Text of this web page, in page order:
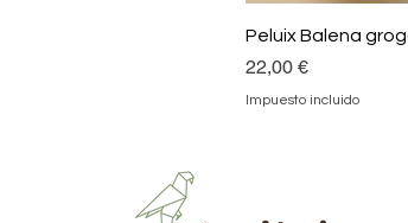
Peluix Balena
Precio
22,00 €
Impuesto incluido